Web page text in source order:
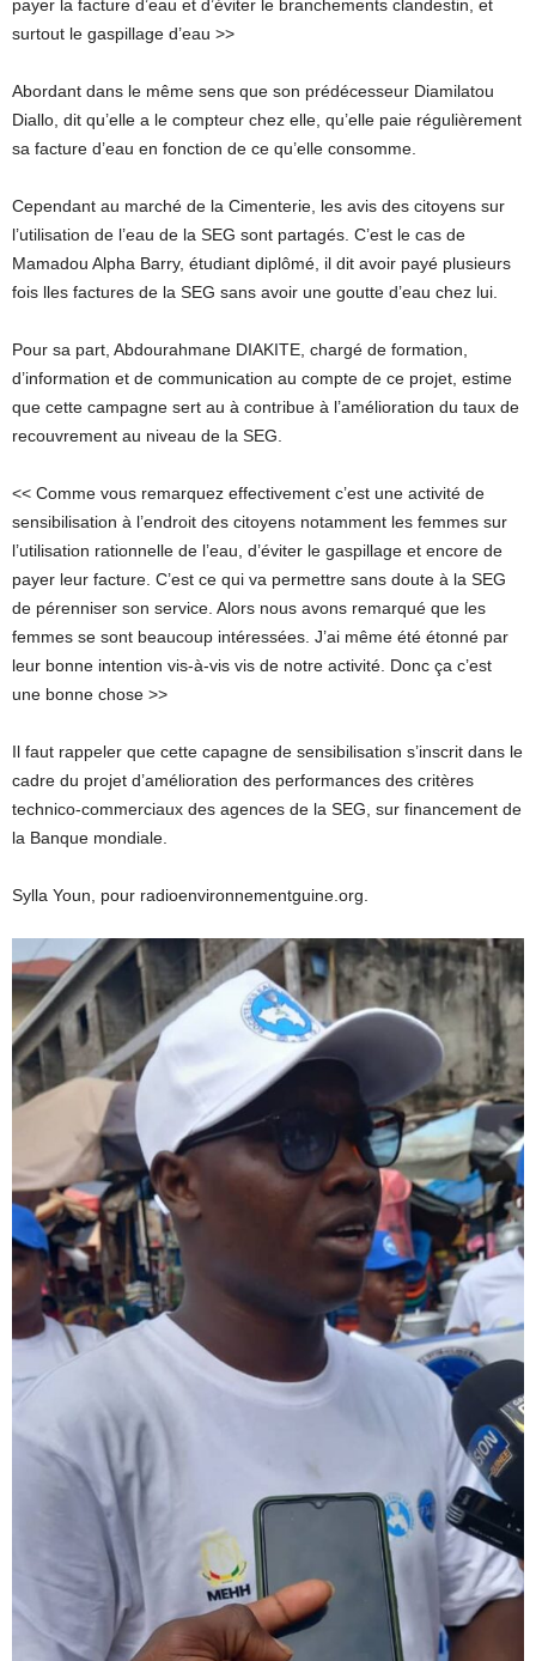
payer la facture d’eau et d’éviter le branchements clandestin, et
surtout le gaspillage d’eau >>
Abordant dans le même sens que son prédécesseur Diamilatou
Diallo, dit qu’elle a le compteur chez elle, qu’elle paie régulièrement
sa facture d’eau en fonction de ce qu’elle consomme.
Cependant au marché de la Cimenterie, les avis des citoyens sur
l’utilisation de l’eau de la SEG sont partagés. C’est le cas de
Mamadou Alpha Barry, étudiant diplômé, il dit avoir payé plusieurs
fois lles factures de la SEG sans avoir une goutte d’eau chez lui.
Pour sa part, Abdourahmane DIAKITE, chargé de formation,
d’information et de communication au compte de ce projet, estime
que cette campagne sert au à contribue à l’amélioration du taux de
recouvrement au niveau de la SEG.
<< Comme vous remarquez effectivement c’est une activité de
sensibilisation à l’endroit des citoyens notamment les femmes sur
l’utilisation rationnelle de l’eau, d’éviter le gaspillage et encore de
payer leur facture. C’est ce qui va permettre sans doute à la SEG
de pérenniser son service. Alors nous avons remarqué que les
femmes se sont beaucoup intéressées. J’ai même été étonné par
leur bonne intention vis-à-vis vis de notre activité. Donc ça c’est
une bonne chose >>
Il faut rappeler que cette capagne de sensibilisation s’inscrit dans le
cadre du projet d’amélioration des performances des critères
technico-commerciaux des agences de la SEG, sur financement de
la Banque mondiale.
Sylla Youn, pour radioenvironnementguine.org.